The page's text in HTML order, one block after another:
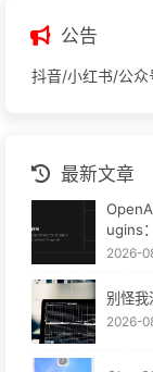
公告
抖音/小红书/公众
最新文章
ugins
2026-
别怪
2026-